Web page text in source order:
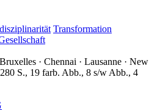
Transformation
· Chennai · Lausanne · New
S., 19 farb. Abb., 8 s/w Abb., 4